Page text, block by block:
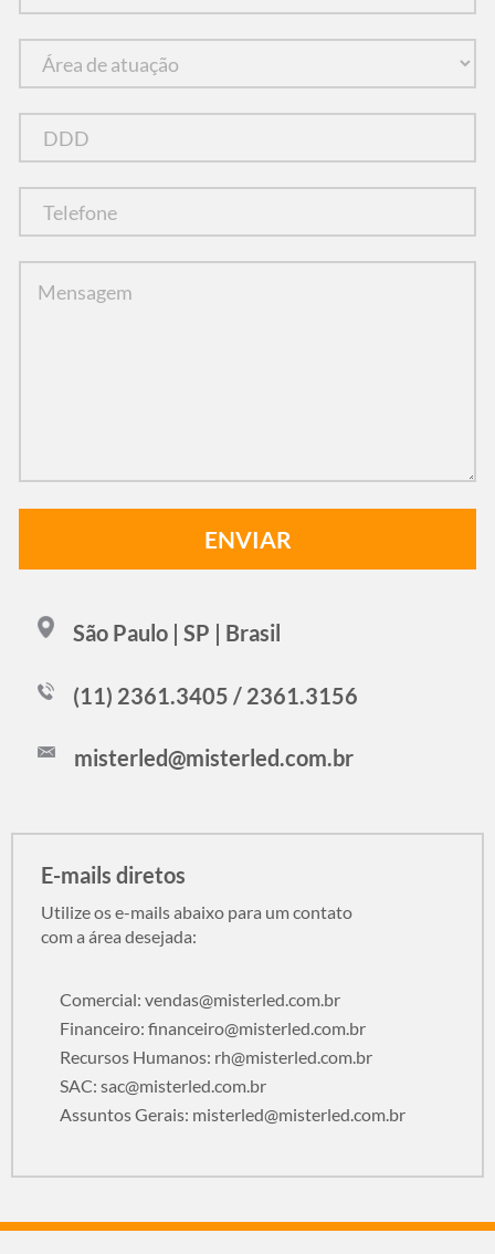
São Paulo | SP | Brasil
(11) 2361.3405 / 2361.3156
misterled@misterled.com.br
E-mails diretos
Utilize os e-mails abaixo para um contato
com a área desejada:
Comercial: vendas@misterled.com.br
Financeiro: financeiro@misterled.com.br
Recursos Humanos: rh@misterled.com.br
SAC: sac@misterled.com.br
Assuntos Gerais: misterled@misterled.com.br